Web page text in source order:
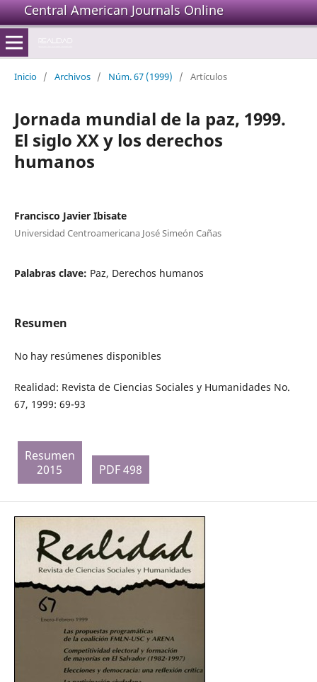
Central American Journals Online
Inicio / Archivos / Núm. 67 (1999) / Artículos
Jornada mundial de la paz, 1999.
El siglo XX y los derechos
humanos
Francisco Javier Ibisate
Universidad Centroamericana José Simeón Cañas
Palabras clave: Paz, Derechos humanos
Resumen
No hay resúmenes disponibles
Realidad: Revista de Ciencias Sociales y Humanidades No.
67, 1999: 69-93
Resumen
2015
PDF 498